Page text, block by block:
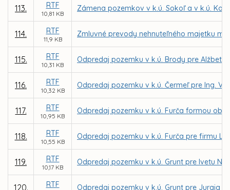
113. RTF
10,81 KB
Zámena pozemkov v k.ú. Sokoľ a v k.ú.
114. RTF
11,9 KB
Zmluvné prevody nehnuteľného majetku
115. RTF
10,31 KB
Odpredaj pozemku v k.ú. Brody pre Alžbetu
116. RTF
10,32 KB
Odpredaj pozemku v k.ú. Čermeľ pre Ing.
117. RTF
10,95 KB
Odpredaj pozemku v k.ú. Furča formou
118. RTF
10,55 KB
Odpredaj pozemku v k.ú. Furča pre firmu
119. RTF
10,17 KB
Odpredaj pozemku v k.ú. Grunt pre Ivetu
120. RTF Odpredaj pozemku v k.ú. Grunt pre Juraja